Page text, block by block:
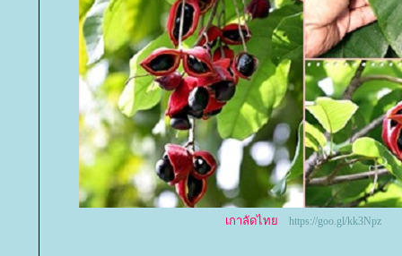
เกาลัดไท https://goo.gl/kk3Npz